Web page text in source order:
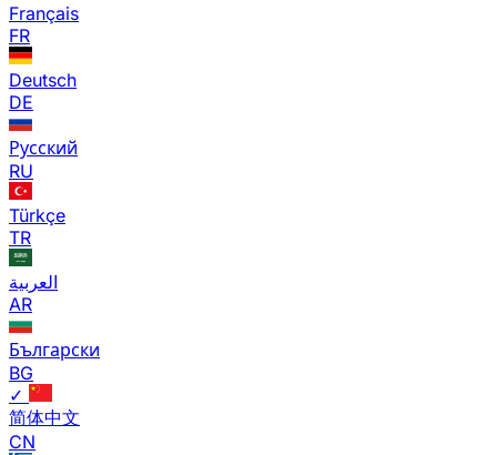
Français
FR
Deutsch
DE
Русский
RU
Türkçe
TR
العربية
AR
Български
BG
✓
简体中文
CN